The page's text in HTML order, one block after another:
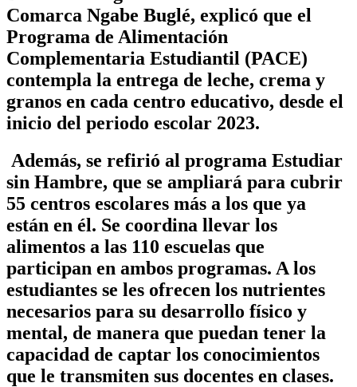
Comarca Ngabe Buglé, explicó que el
Programa de Alimentación
Complementaria Estudiantil (PACE)
contempla la entrega de leche, crema y
granos en cada centro educativo, desde el
inicio del periodo escolar 2023.
Además, se refirió al programa Estudiar
sin Hambre, que se ampliará para cubrir
55 centros escolares más a los que ya
están en él. Se coordina llevar los
alimentos a las 110 escuelas que
participan en ambos programas. A los
estudiantes se les ofrecen los nutrientes
necesarios para su desarrollo físico y
mental, de manera que puedan tener la
capacidad de captar los conocimientos
que le transmiten sus docentes en clases.